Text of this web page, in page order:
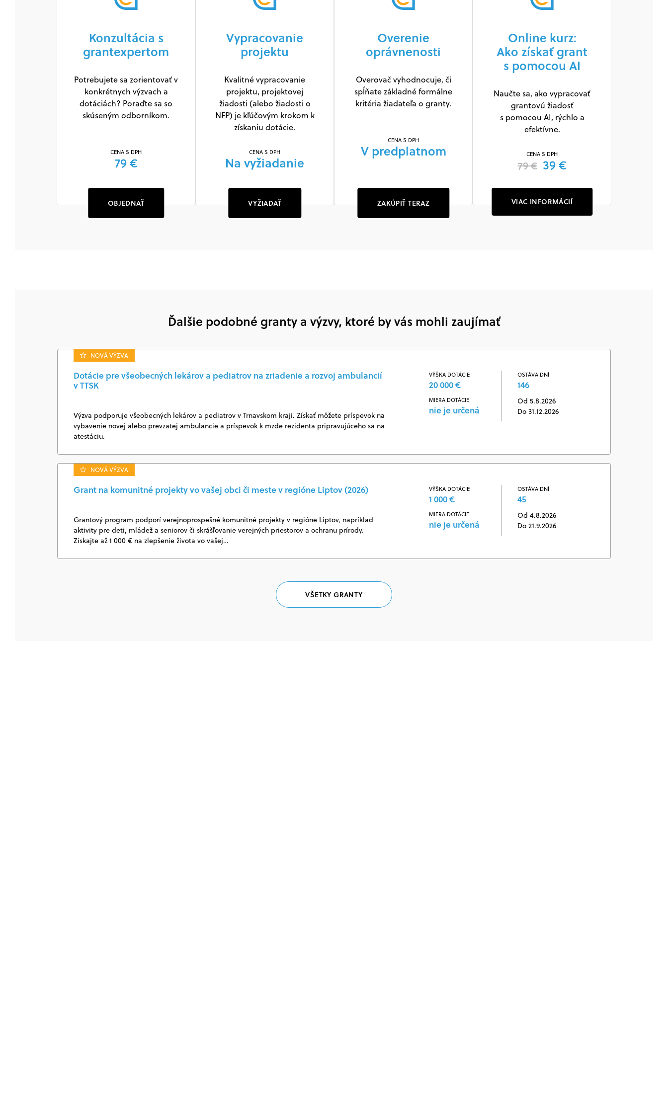
Konzultácia s
grantexpertom
Potrebujete sa zorientovať v
konkrétnych výzvach a
dotáciách? Poraďte sa so
skúseným odborníkom.
CENA S DPH
79 €
OBJEDNAŤ
Vypracovanie
projektu
Kvalitné vypracovanie
projektu, projektovej
žiadosti (alebo žiadosti o
NFP) je kľúčovým krokom k
získaniu dotácie.
CENA S DPH
Na vyžiadanie
VYŽIADAŤ
Overenie
oprávnenosti
Overovač vyhodnocuje, či
spĺňate základné formálne
kritéria žiadateľa o granty.
CENA S DPH
V predplatnom
ZAKÚPIŤ TERAZ
Online kurz:
Ako získať grant
s pomocou AI
Naučte sa, ako vypracovať
grantovú žiadosť
s pomocou AI, rýchlo a
efektívne.
CENA S DPH
79 € 39 €
VIAC INFORMÁCIÍ
Ďalšie podobné granty a výzvy, ktoré by vás mohli zaujímať
NOVÁ VÝZVA
Dotácie pre všeobecných lekárov a pediatrov na zriadenie a rozvoj ambulancií
v TTSK
Výzva podporuje všeobecných lekárov a pediatrov v Trnavskom kraji. Získať môžete príspevok na
vybavenie novej alebo prevzatej ambulancie a príspevok k mzde rezidenta pripravujúceho sa na
atestáciu.
VÝŠKA DOTÁCIE
20 000 €
MIERA DOTÁCIE
nie je určená
OSTÁVA DNÍ
146
Od 5.8.2026
Do 31.12.2026
NOVÁ VÝZVA
Grant na komunitné projekty vo vašej obci či meste v regióne Liptov (2026)
Grantový program podporí verejnoprospešné komunitné projekty v regióne Liptov, napríklad
aktivity pre deti, mládež a seniorov či skrášľovanie verejných priestorov a ochranu prírody.
Získajte až 1 000 € na zlepšenie života vo vašej…
VÝŠKA DOTÁCIE
1 000 €
MIERA DOTÁCIE
nie je určená
OSTÁVA DNÍ
45
Od 4.8.2026
Do 21.9.2026
VŠETKY GRANTY